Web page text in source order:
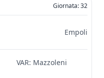
Giornata: 32
Empoli
VAR: Mazzoleni